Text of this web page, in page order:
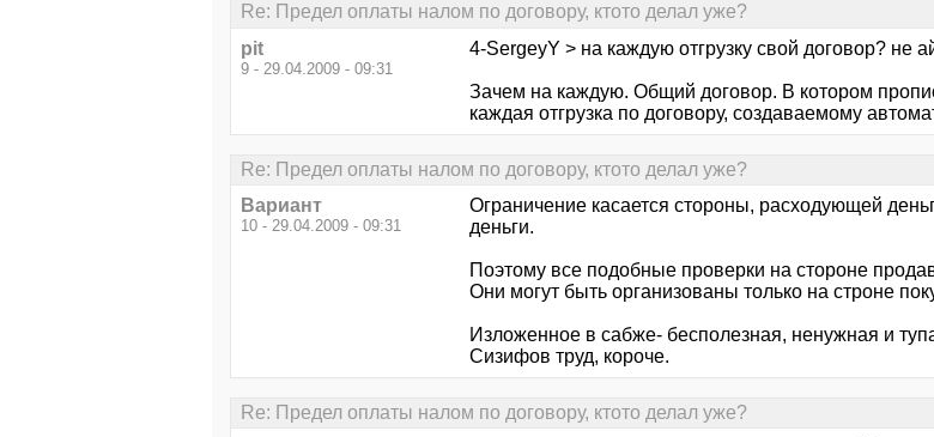
Re: Предел оплаты налом по договору, ктото делал уже?
pit
9 - 29.04.2009 - 09:31
4-SergeyY > на каждую отгрузку свой договор? не
Зачем на каждую. Общий договор. В котором
каждая отгрузка по договору, создаваемому
Re: Предел оплаты налом по договору, ктото делал уже?
Вариант
10 - 29.04.2009 - 09:31
Ограничение касается стороны, расходующей
деньги.
Поэтому все подобные проверки на стороне
Они могут быть организованы только на строне
Изложенное в сабже- бесполезная, ненужная и
Сизифов труд, короче.
Re: Предел оплаты налом по договору, ктото делал уже?